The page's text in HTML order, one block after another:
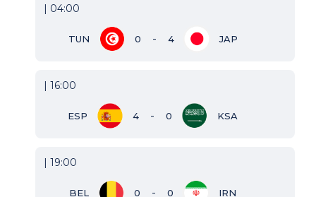
| 04:00
TUN 0 - 4 JAP
| 16:00
ESP 4 - 0 KSA
| 19:00
BEL 0 - 0 IRN